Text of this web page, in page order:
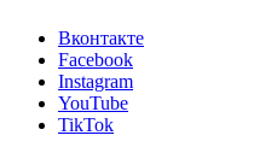
Вконтакте
Facebook
Instagram
YouTube
TikTok